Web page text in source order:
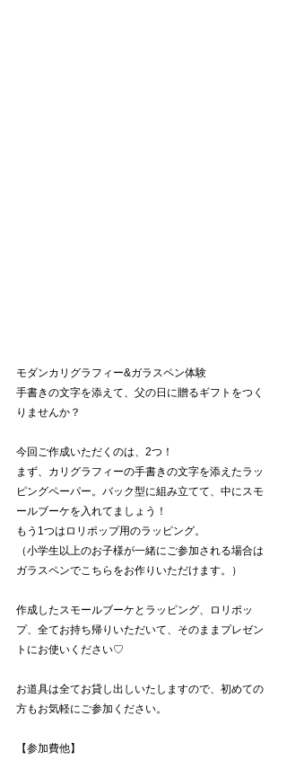
モダンカリグラフィー&ガラスペン体験
手書きの文字を添えて、父の日に贈るギフトをつく
りませんか？
今回ご作成いただくのは、2つ！
まず、カリグラフィーの手書きの文字を添えたラッ
ピングペーパー。バック型に組み立てて、中にスモ
ールブーケを入れてましょう！
もう1つはロリポップ用のラッピング。
（小学生以上のお子様が一緒にご参加される場合は
ガラスペンでこちらをお作りいただけます。）
作成したスモールブーケとラッピング、ロリポッ
プ、全てお持ち帰りいただいて、そのままプレゼン
トにお使いください♡
お道具は全てお貸し出しいたしますので、初めての
方もお気軽にご参加ください。
【参加費他】